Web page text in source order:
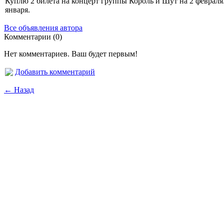
января.
Все объявления автора
Комментарии (0)
Нет комментариев. Ваш будет первым!
Добавить комментарий
← Назад